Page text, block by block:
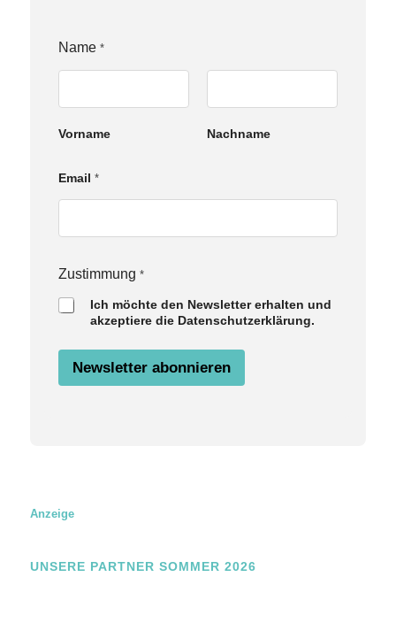
N
Z
u
s
i
n
E
a
i
Name *
Vorname Nachname
Email *
Zustimmung *
Ich möchte den Newsletter erhalten und
akzeptiere die Datenschutzerklärung.
Newsletter abonnieren
Anzeige
UNSERE PARTNER SOMMER 2026